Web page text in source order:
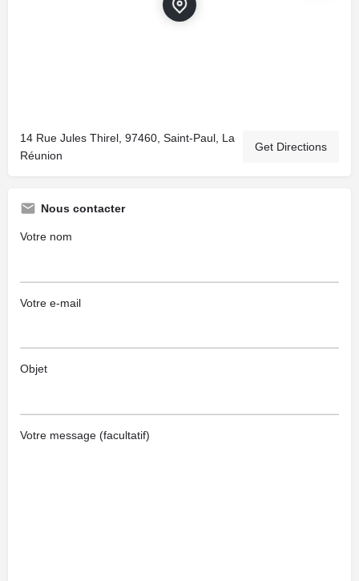
14 Rue Jules Thirel, 97460, Saint-Paul, La
Réunion
Get Directions
Nous contacter
Votre nom
Votre e-mail
Objet
Votre message (facultatif)